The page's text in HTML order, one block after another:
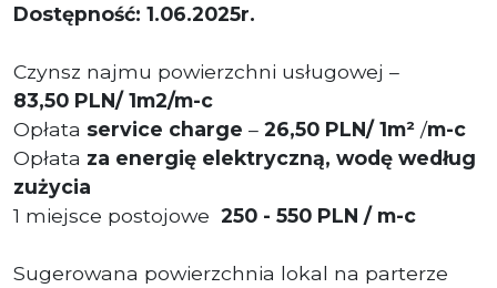
Dostępność: 1.06.2025r.
Czynsz najmu powierzchni usługowej –
83,50 PLN/ 1m2/m-c
Opłata service charge – 26,50 PLN/ 1m² /m-c
Opłata za energię elektryczną, wodę według
zużycia
1 miejsce postojowe 250 - 550 PLN / m-c
Sugerowana powierzchnia lokal na parterze